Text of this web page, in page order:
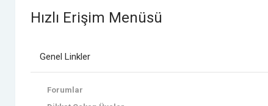
Hızlı Erişim Menüsü
Genel Linkler
Forumlar